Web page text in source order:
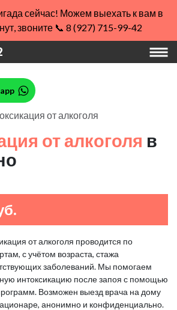
сейчас! Можем выехать к вам в
звоните 📞 8 (927) 715-99-42
от алкоголя
от алкоголя в
от алкоголя проводится по
с учётом возраста, стажа
заболеваний. Мы помогаем
интоксикацию после запоя с помощью
Возможен выезд врача на дому
анонимно и конфиденциально.